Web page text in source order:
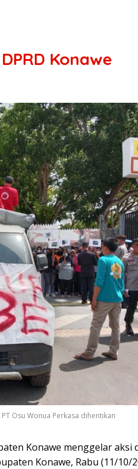
Konawe
Osu Wonua Perkasa dihentikan
Konawe menggelar aksi
Konawe, Rabu (11/10/